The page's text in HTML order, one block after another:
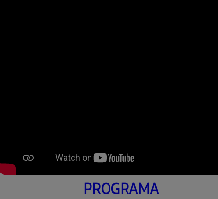
PROGRAMA